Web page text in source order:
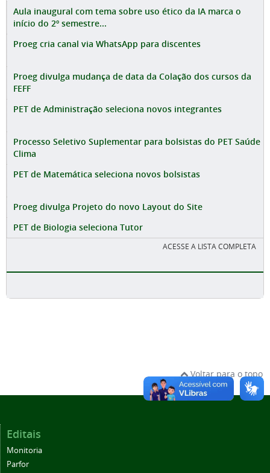
Aula inaugural com tema sobre uso ético da IA marca o
início do 2º semestre...
Proeg cria canal via WhatsApp para discentes
Proeg divulga mudança de data da Colação dos cursos da
FEFF
PET de Administração seleciona novos integrantes
Processo Seletivo Suplementar para bolsistas do PET Saúde
Clima
PET de Matemática seleciona novos bolsistas
Proeg divulga Projeto do novo Layout do Site
PET de Biologia seleciona Tutor
ACESSE A LISTA COMPLETA
Voltar para o topo
Editais
Monitoria
Parfor